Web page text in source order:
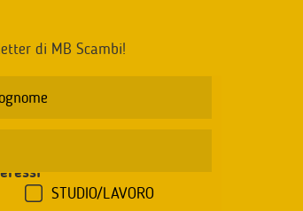
di MB Scambi!
STUDIO/LAVORO